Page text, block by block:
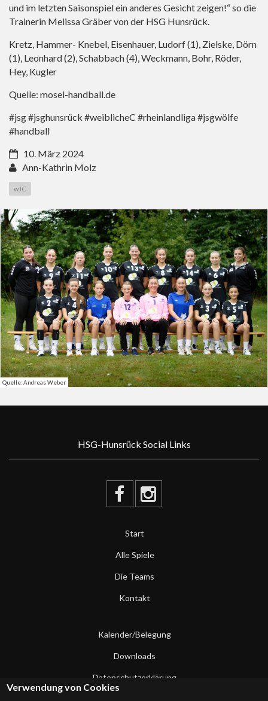
und im letzten Saisonspiel ein anderes Gesicht zeigen!“ so die
Trainerin Melissa Gräber von der HSG Hunsrück.
Kretz, Hammer- Knebel, Eisenhauer, Ludorf (1), Zielske, Dörn
(1), Leonhard (2), Schabbach (4), Weckmann, Bohr, Röder,
Hey, Kugler
Quelle: mosel-handball.de
#jsg #jsghunsrück #weiblicheC #rheinlandliga #jsgwölfe
#handball
10. März 2024
Ann-Kathrin Molz
wJC
Quelle: Andreas Weber
HSG-Hunsrück Social Links
Start
Alle Spiele
Die Teams
Kontakt
Kalender/Belegung
Downloads
Datenschutzerklärung
Verwendung von Cookies